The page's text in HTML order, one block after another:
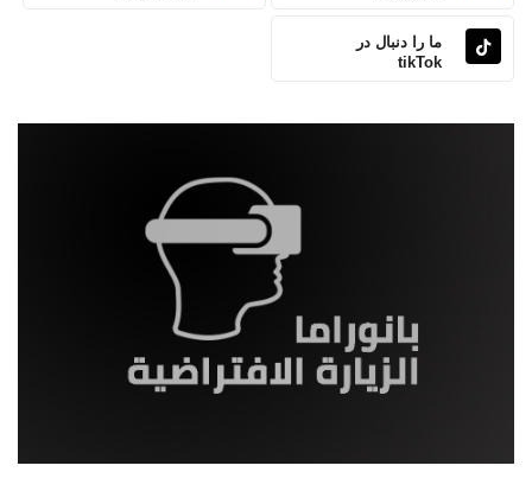
ما را دنبال در
tikTok